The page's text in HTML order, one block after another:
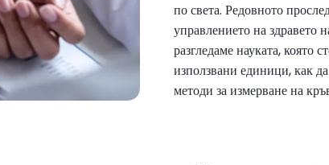
по света. Редовното
управлението на здравето
разгледаме науката, която
използвани единици, как
методи за измерване на